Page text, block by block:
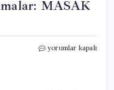
MASAK
Adalet
yorumlar kapalı